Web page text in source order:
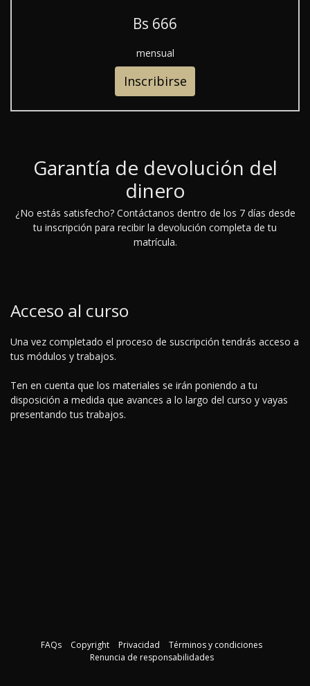
Bs 666
mensual
Inscribirse
Garantía de devolución del
dinero
¿No estás satisfecho? Contáctanos dentro de los 7 días desde
tu inscripción para recibir la devolución completa de tu
matrícula.
Acceso al curso
Una vez completado el proceso de suscripción tendrás acceso a
tus módulos y trabajos.
Ten en cuenta que los materiales se irán poniendo a tu
disposición a medida que avances a lo largo del curso y vayas
presentando tus trabajos.
FAQs Copyright Privacidad
Términos y condiciones
Renuncia de responsabilidades